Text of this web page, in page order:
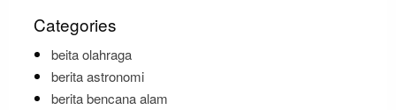
Categories
beita olahraga
berita astronomi
berita bencana alam